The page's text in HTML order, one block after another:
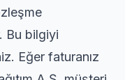
Bu bilgiyi
Eğer faturanız